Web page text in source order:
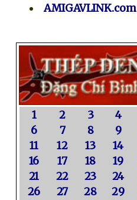
AMIGAVLINK.com
1 2 3 4
6
7 8 9
11
12 13 14
16
17 18 19
21
22 23 24
26
27 28 29